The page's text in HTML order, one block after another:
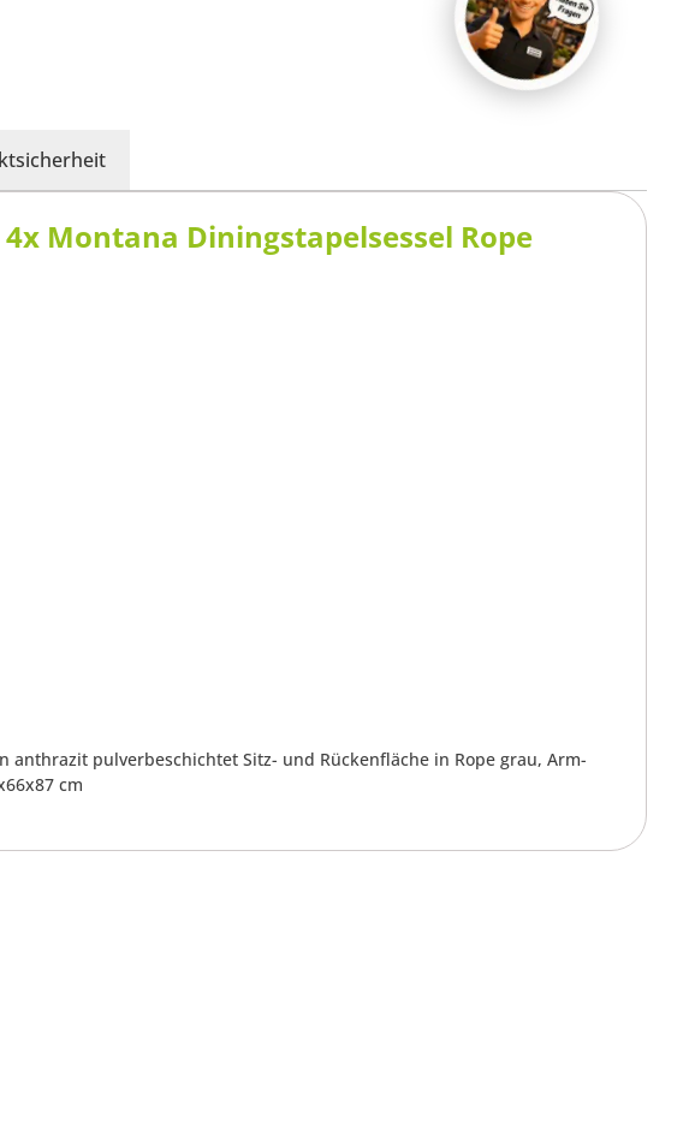
Montana Diningstapelsessel Rope
anthrazit pulverbeschichtet Sitz- und Rückenfläche in Rope grau, Arm-
cm